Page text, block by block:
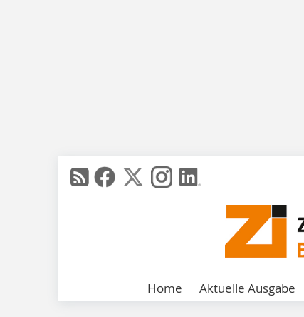
Home Aktuelle Ausgabe